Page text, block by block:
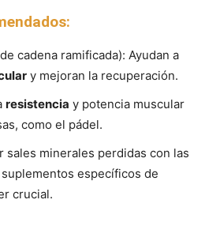
cadena ramificada): Ayudan a
y mejoran la recuperación.
resistencia y potencia muscular
como el pádel.
sales minerales perdidas con las
específicos de
crucial.